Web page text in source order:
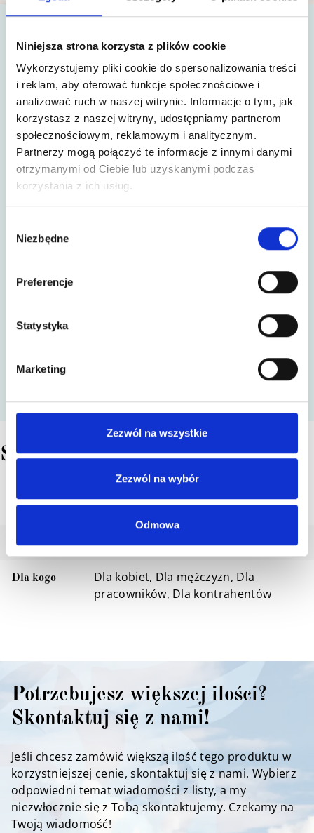
Niniejsza strona korzysta z plików cookie
Wykorzystujemy pliki cookie do spersonalizowania treści
i reklam, aby oferować funkcje społecznościowe i
analizować ruch w naszej witrynie. Informacje o tym, jak
korzystasz z naszej witryny, udostępniamy partnerom
społecznościowym, reklamowym i analitycznym.
Partnerzy mogą połączyć te informacje z innymi danymi
otrzymanymi od Ciebie lub uzyskanymi podczas
korzystania z ich usług.
zgody
Niezbędne
Preferencje
Statystyka
Marketing
Zezwól na wszystkie
Zezwól na wybór
Odmowa
Co zawiera nasz zestaw?
1 x Migdały w białej czekoladzie z herbatą
Matcha 100g - Schronisko Bukowina
1 x Czekolada biała z liofilizowaną porzeczką i
płatkami róży 100g - Schronisko Bukowina
1 x Skrzynka prezentowa duża
1 x Pasztet z królika schronisko 180g -
Schronisko Bukowina
1 x Herbata spokój ducha 70g - Schronisko
Bukowina
Bukowina
1 x Maliny liofilizowane w białej czekoladzie
Callebaut 50g - Schronisko Bukowina
1 x Konfitura z rokitnika 250g - Schronisko
1 x Pigwa w Syropie 200g Schronisko Bukowina
Naturalna Do Herbaty Deserów
Szczegóły
Opakowanie Skrzynka prezentowa
Zawartość Z alkoholem
Dla kogo
Dla kobiet, Dla mężczyzn, Dla
pracowników, Dla kontrahentów
Potrzebujesz większej ilości?
Skontaktuj się z nami!
Jeśli chcesz zamówić większą ilość tego produktu w
korzystniejszej cenie, skontaktuj się z nami. Wybierz
odpowiedni temat wiadomości z listy, a my
niezwłocznie się z Tobą skontaktujemy. Czekamy na
Twoją wiadomość!